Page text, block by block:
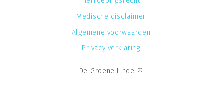
De Groene Linde ©
Medische disclaimer
Algemene voorwaarden
Privacy verklaring